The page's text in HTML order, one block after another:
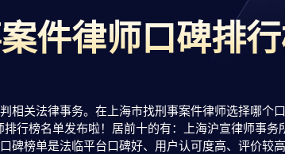
件律师口碑排
关法律事务。在上海市找刑事案件律师选择哪个
行榜名单发布啦！居前十的有：上海沪宣律师事
榜单是法临平台口碑好、用户认可度高、评价较